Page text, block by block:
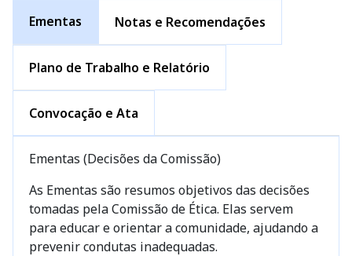
Ementas Notas e Recomendações
Plano de Trabalho e Relatório
Convocação e Ata
Ementas (Decisões da Comissão)
As Ementas são resumos objetivos das decisões
tomadas pela Comissão de Ética. Elas servem
para educar e orientar a comunidade, ajudando a
prevenir condutas inadequadas.